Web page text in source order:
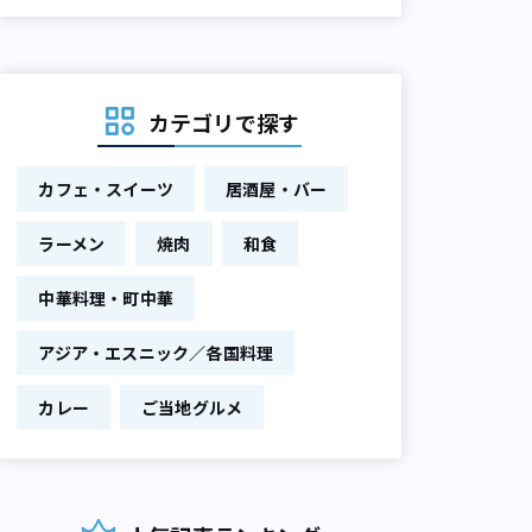
カテゴリで探す
カフェ・スイーツ 居酒屋・バー
ラーメン 焼肉 和食
中華料理・町中華
アジア・エスニック／各国料理
カレー ご当地グルメ